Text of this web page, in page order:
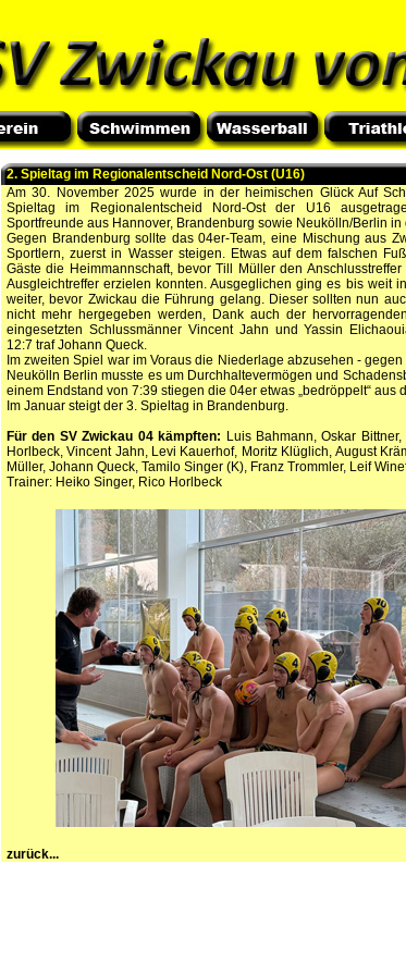
2. Spieltag im Regionalentscheid Nord-Ost (U16)
Am 30. November 2025 wurde in der heimischen Glück Auf
Spieltag im Regionalentscheid Nord-Ost der U16
Sportfreunde aus Hannover, Brandenburg sowie Neukölln/Berlin in
Gegen Brandenburg sollte das 04er-Team, eine Mischung aus
Sportlern, zuerst in Wasser steigen. Etwas auf dem falschen
Gäste die Heimmannschaft, bevor Till Müller den
Ausgleichtreffer erzielen konnten. Ausgeglichen ging es bis weit
weiter, bevor Zwickau die Führung gelang. Dieser sollten nun
nicht mehr hergegeben werden, Dank auch der
eingesetzten Schlussmänner Vincent Jahn und Yassin
12:7 traf Johann Queck.
Im zweiten Spiel war im Voraus die Niederlage abzusehen -
Neukölln Berlin musste es um Durchhaltevermögen und
einem Endstand von 7:39 stiegen die 04er etwas „bedröppelt“ aus
Im Januar steigt der 3. Spieltag in Brandenburg.
Für den SV Zwickau 04 kämpften: Luis Bahmann, Oskar
Horlbeck, Vincent Jahn, Levi Kauerhof, Moritz Klüglich, August
Müller, Johann Queck, Tamilo Singer (K), Franz Trommler, Leif
Trainer: Heiko Singer, Rico Horlbeck
zurück...